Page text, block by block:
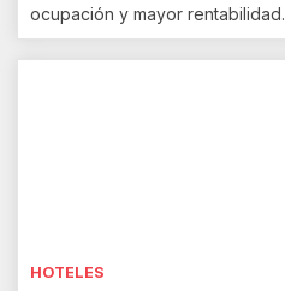
ocupación y mayor rentabilidad.
HOTELES